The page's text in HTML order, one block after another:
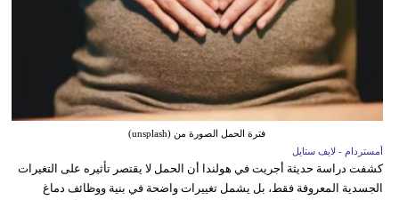
فترة الحمل الصورة من (unsplash)
أمستردام - لايف ستايل
كشفت دراسة حديثة أجريت في هولندا أن الحمل لا يقتصر تأثيره على التغيرات
الجسدية المعروفة فقط، بل يشمل تغييرات واضحة في بنية ووظائف دماغ